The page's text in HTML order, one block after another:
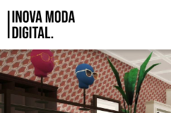
Pular para o Conteúdo principal
Business Experience